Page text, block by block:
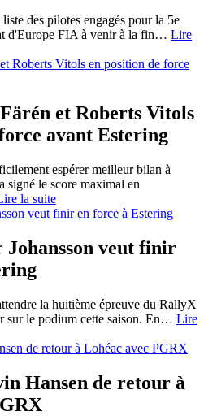
des pilotes engagés pour la 5e
d'Europe FIA à venir à la fin… Lire
et Roberts Vitols
avant Estering
espérer meilleur bilan à
signé le score maximal en
la suite
veut finir
la huitième épreuve du RallyX
le podium cette saison. En… Lire
Hansen de retour à